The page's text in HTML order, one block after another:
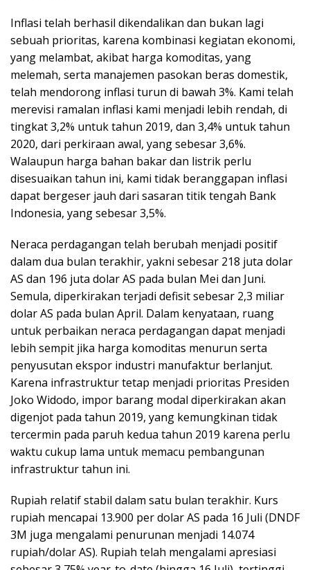
Inflasi telah berhasil dikendalikan dan bukan lagi
sebuah prioritas, karena kombinasi kegiatan ekonomi,
yang melambat, akibat harga komoditas, yang
melemah, serta manajemen pasokan beras domestik,
telah mendorong inflasi turun di bawah 3%. Kami telah
merevisi ramalan inflasi kami menjadi lebih rendah, di
tingkat 3,2% untuk tahun 2019, dan 3,4% untuk tahun
2020, dari perkiraan awal, yang sebesar 3,6%.
Walaupun harga bahan bakar dan listrik perlu
disesuaikan tahun ini, kami tidak beranggapan inflasi
dapat bergeser jauh dari sasaran titik tengah Bank
Indonesia, yang sebesar 3,5%.
Neraca perdagangan telah berubah menjadi positif
dalam dua bulan terakhir, yakni sebesar 218 juta dolar
AS dan 196 juta dolar AS pada bulan Mei dan Juni.
Semula, diperkirakan terjadi defisit sebesar 2,3 miliar
dolar AS pada bulan April. Dalam kenyataan, ruang
untuk perbaikan neraca perdagangan dapat menjadi
lebih sempit jika harga komoditas menurun serta
penyusutan ekspor industri manufaktur berlanjut.
Karena infrastruktur tetap menjadi prioritas Presiden
Joko Widodo, impor barang modal diperkirakan akan
digenjot pada tahun 2019, yang kemungkinan tidak
tercermin pada paruh kedua tahun 2019 karena perlu
waktu cukup lama untuk memacu pembangunan
infrastruktur tahun ini.
Rupiah relatif stabil dalam satu bulan terakhir. Kurs
rupiah mencapai 13.900 per dolar AS pada 16 Juli (DNDF
3M juga mengalami penurunan menjadi 14.074
rupiah/dolar AS). Rupiah telah mengalami apresiasi